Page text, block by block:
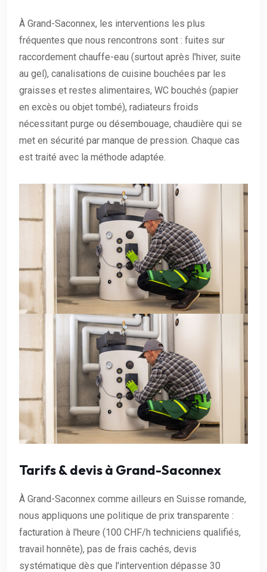
À Grand-Saconnex, les interventions les plus
fréquentes que nous rencontrons sont : fuites sur
raccordement chauffe-eau (surtout après l'hiver, suite
au gel), canalisations de cuisine bouchées par les
graisses et restes alimentaires, WC bouchés (papier
en excès ou objet tombé), radiateurs froids
nécessitant purge ou désembouage, chaudière qui se
met en sécurité par manque de pression. Chaque cas
est traité avec la méthode adaptée.
Tarifs & devis à Grand-Saconnex
À Grand-Saconnex comme ailleurs en Suisse romande,
nous appliquons une politique de prix transparente :
facturation à l'heure (100 CHF/h techniciens qualifiés,
travail honnête), pas de frais cachés, devis
systématique dès que l'intervention dépasse 30